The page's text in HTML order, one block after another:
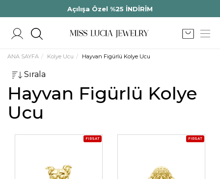
Açılışa Özel %25 İNDİRİM
ANA SAYFA Kolye Ucu Hayvan Figürlü Kolye Ucu
Sırala
Hayvan Figürlü Kolye
Ucu
FIRSAT FIRSAT